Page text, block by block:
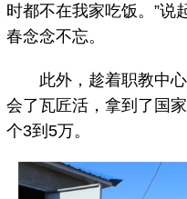
时都不在我家吃饭。”说
春念念不忘。
此外，趁着职教中心
会了瓦匠活，拿到了国
个3到5万。